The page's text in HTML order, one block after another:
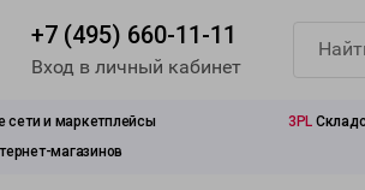
+7 (495) 660-11-11
Вход в личный кабинет
сети и маркетплейсы 3PL
магазинов